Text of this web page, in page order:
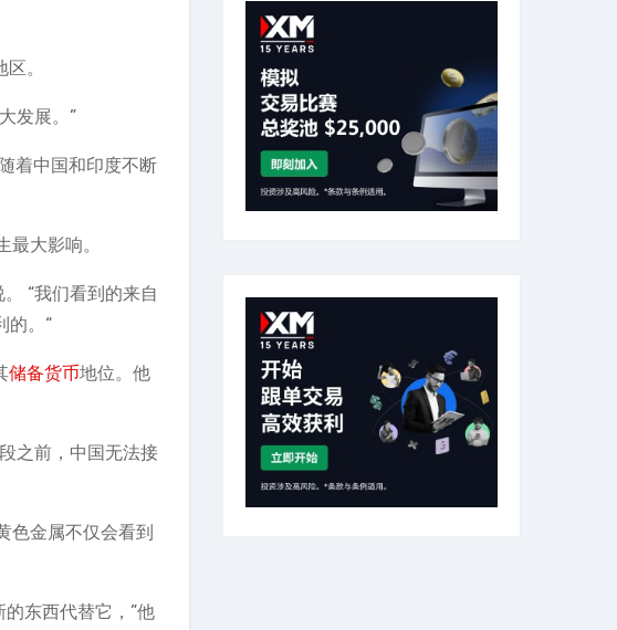
。
发展。”
着中国和印度不断
大影响。
“我们看到的来自
的。“
储备货币地位。他
之前，中国无法接
色金属不仅会看到
东西代替它，”他